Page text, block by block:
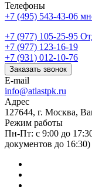
Телефоны
+7 (495) 543-43-06
+7 (977) 105-25-95
+7 (977) 123-16-19
+7 (931) 012-10-76
Заказать звонок
E-mail
info@atlastpk.ru
Адрес
127644, г. Москва,
Режим работы
Пн-Пт: с 9:00 до
документов до 16:30)